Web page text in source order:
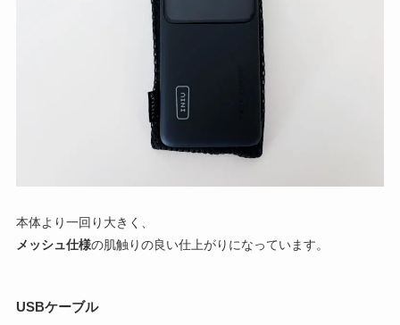
本体より一回り大きく、
メッシュ仕様の肌触りの良い仕上がりになっています。
USBケーブル